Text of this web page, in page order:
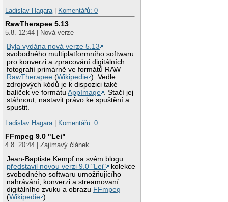
Ladislav Hagara| Komentářů: 0
RawTherapee 5.13
5.8. 12:44 | Nová verze
Byla vydána nová verze 5.13
svobodného multiplatformního softwaru
pro konverzi a zpracování digitálních
fotografií primárně ve formátů RAW
RawTherapee (Wikipedie ). Vedle
zdrojových kódů je k dispozici také
balíček ve formátuAppImage . Stačí jej
stáhnout, nastavit právo ke spuštění a
spustit.
Ladislav Hagara| Komentářů: 0
FFmpeg 9.0 "Lei"
4.8. 20:44 | Zajímavý článek
Jean-Baptiste Kempf na svém blogu
představil novou verzi 9.0 "Lei"
kolekce
svobodného softwaru umožňujícího
nahrávání, konverzi a streamovaní
digitálního zvuku a obrazu FFmpeg
(Wikipedie ).